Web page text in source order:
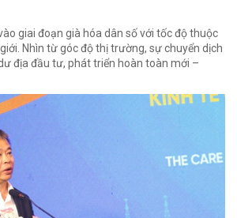
giai đoạn già hóa dân số với tốc độ thuộc
Nhìn từ góc độ thị trường, sự chuyển dịch
địa đầu tư, phát triển hoàn toàn mới –